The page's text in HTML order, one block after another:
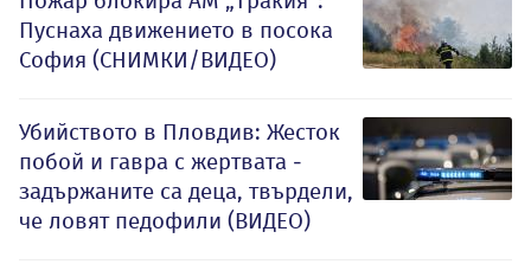
Пуснаха движението в посока
София (СНИМКИ/ВИДЕО)
Убийството в Пловдив: Жесток
побой и гавра с жертвата -
задържаните са деца, твърдели,
че ловят педофили (ВИДЕО)